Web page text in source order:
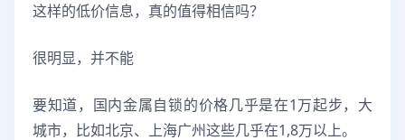
这样的低价信息，真的值得相信吗？
很明显，并不能
要知道，国内金属自锁的价格几乎是在1万起步，大
城市，比如北京、上海广州这些几乎在1,8万以上。